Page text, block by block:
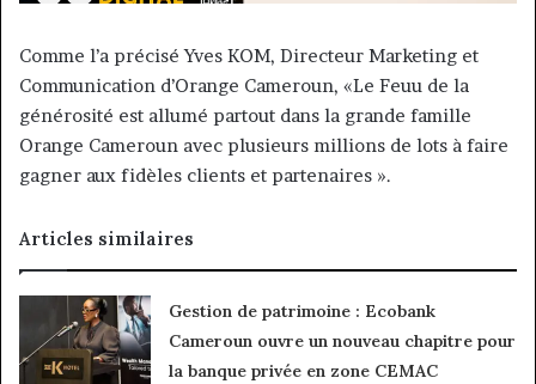
Comme l’a précisé Yves KOM, Directeur Marketing et
Communication d’Orange Cameroun, «Le Feuu de la
générosité est allumé partout dans la grande famille
Orange Cameroun avec plusieurs millions de lots à faire
gagner aux fidèles clients et partenaires ».
Articles similaires
Gestion de patrimoine : Ecobank
Cameroun ouvre un nouveau chapitre pour
la banque privée en zone CEMAC